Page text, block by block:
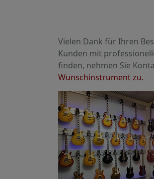
Vielen Dank für Ihren
Kunden mit
finden, nehmen Sie
Wunschinstrument zu.